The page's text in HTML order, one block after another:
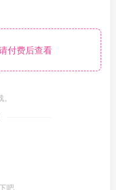
付费后查看
吧